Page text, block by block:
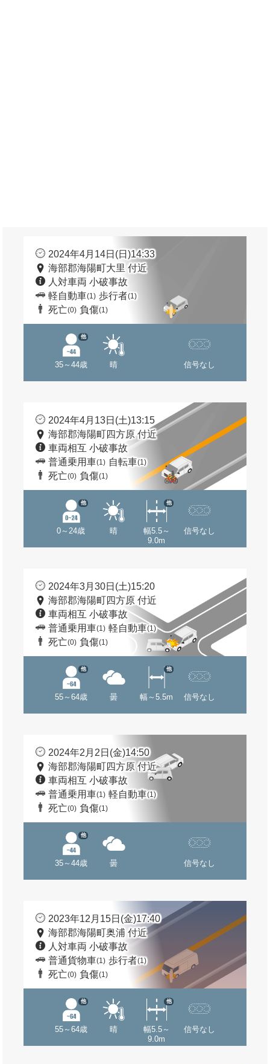
2024年4月14日(日)14:33
海部郡海陽町大里 付近
人対車両 小破事故
軽自動車(1) 歩行者(1)
死亡(0) 負傷(1)
35～44歳
他
晴 信号なし
2024年4月13日(土)13:15
海部郡海陽町四方原 付近
車両相互 小破事故
普通乗用車(1) 自転車(1)
死亡(0) 負傷(1)
0～24歳
他
晴
幅5.5～
9.0m
他
信号なし
2024年3月30日(土)15:20
海部郡海陽町四方原 付近
車両相互 小破事故
普通乗用車(1) 軽自動車(1)
死亡(0) 負傷(1)
55～64歳
他
曇 幅～5.5m
他
信号なし
2024年2月2日(金)14:50
海部郡海陽町四方原 付近
車両相互 小破事故
普通乗用車(1) 軽自動車(1)
死亡(0) 負傷(1)
35～44歳
他
曇 信号なし
2023年12月15日(金)17:40
海部郡海陽町奥浦 付近
人対車両 小破事故
普通貨物車(1) 歩行者(1)
死亡(0) 負傷(1)
55～64歳
他
晴
幅5.5～
9.0m
他
信号なし